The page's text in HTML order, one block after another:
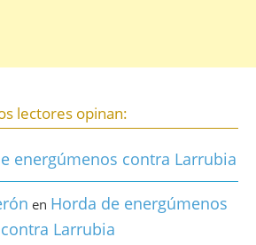
lectores opinan:
energúmenos contra Larrubia
en Horda de energúmenos
contra Larrubia